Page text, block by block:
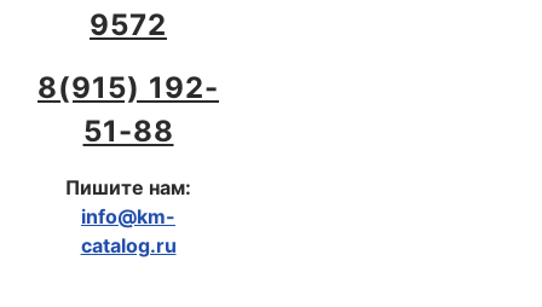
9572
8(915) 192-
51-88
Пишите нам:
info@km-
catalog.ru